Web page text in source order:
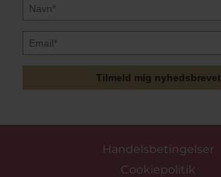
Hurtig levering på lagervarer
Kundeklub
Tilmeld mig nyhedsbrevet
Handelsbetingelser
Cookiepolitik